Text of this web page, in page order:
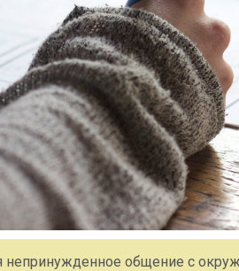
непринужденное общение с